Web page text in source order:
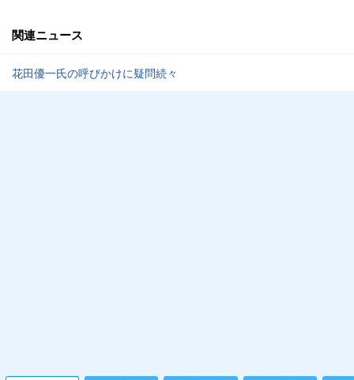
関連ニュース
花田優一氏の呼びかけに疑問続々